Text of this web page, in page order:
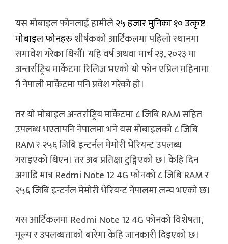
यस मोबाइल फोनलाई हामीले२५ हजार मुनिका १० उत्कृष्ट
मोबाइल फोनहरुशीर्षकको आर्टिकलमा पहिलो स्थानमा
समावेश गरेका थियौँ। यहि वर्ष अथवा मार्च २३, २०२३ मा
अन्तर्राष्ट्रिय मार्केटमा रिलिज भएको यो फोन एप्रिल महिनामा
नै नेपाली मार्केटमा पनि प्रवेश गरेको हो।
तर यो मोबाइल अन्तर्राष्ट्रिय मार्केटमा ८ जिबि RAM सहित
उपलब्ध भएतापनि नेपालमा भने यस मोबाइलको ८ जिबि
RAM र २५६ जिबि इन्टर्नल मेमोरी भेरियन्ट उपलब्ध
गराइएको थिएन। तर अब प्रतिक्षा टुङ्गिएको छ। केहि दिन
अगाडि मात्र Redmi Note 12 4G फोनको ८ जिबि RAM र
२५६ जिबि इन्टर्नल मेमोरी भेरियन्ट नेपालमा लन्च भएको छ।
यस आर्टिकलमा Redmi Note 12 4G फोनको विशेषता,
मूल्य र उपलब्धताको बारेमा केहि जानकारी दिइएको छ।